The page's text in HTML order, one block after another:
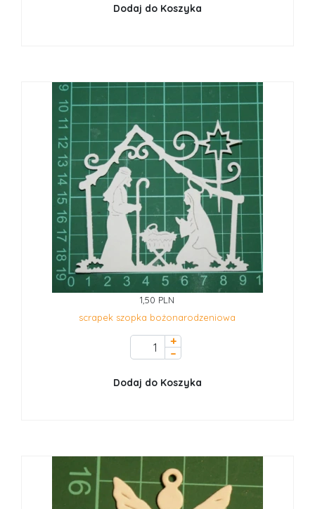
Dodaj do Koszyka
1,50 PLN
scrapek szopka bożonarodzeniowa
+
–
Dodaj do Koszyka